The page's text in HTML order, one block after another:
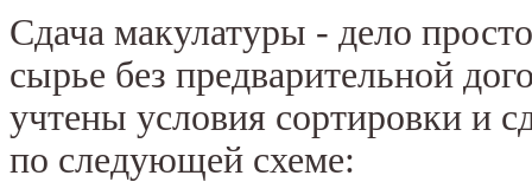
Сдача макулатуры - дело
сырье без предварительной
учтены условия сортировки и
по следующей схеме: